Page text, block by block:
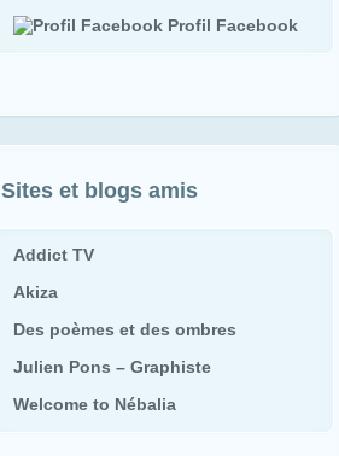
Profil Facebook
Sites et blogs amis
Addict TV
Akiza
Des poèmes et des ombres
Julien Pons – Graphiste
Welcome to Nébalia